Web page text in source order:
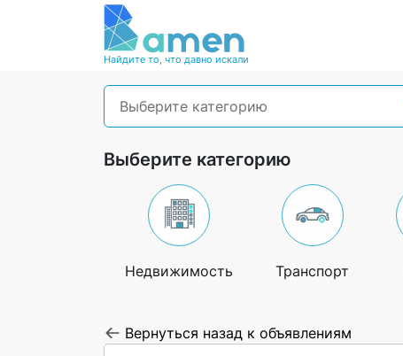
Найдите то, что давно искали
Выберите категорию
Выберите категорию
Недвижимость Транспорт
Вернуться назад к объявлениям